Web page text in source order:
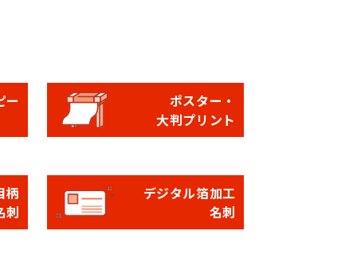
ー
ポスター・
大判プリント
柄
刺
デジタル箔加工
名刺